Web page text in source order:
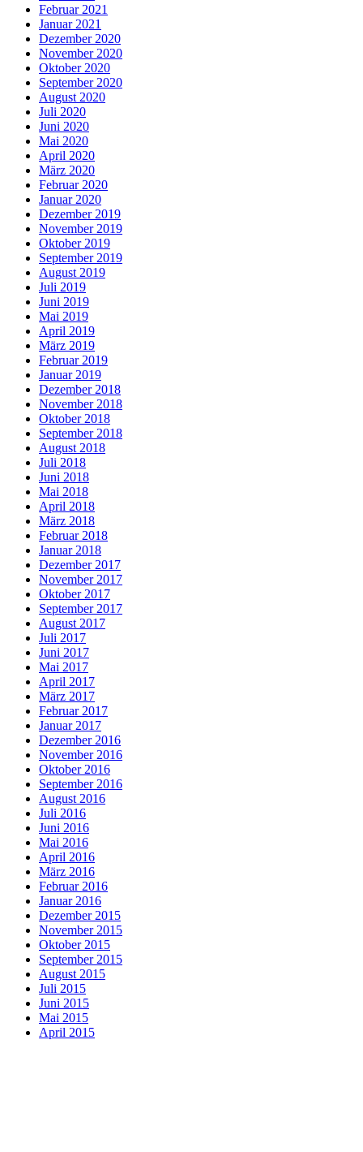
Februar 2021
Januar 2021
Dezember 2020
November 2020
Oktober 2020
September 2020
August 2020
Juli 2020
Juni 2020
Mai 2020
April 2020
März 2020
Februar 2020
Januar 2020
Dezember 2019
November 2019
Oktober 2019
September 2019
August 2019
Juli 2019
Juni 2019
Mai 2019
April 2019
März 2019
Februar 2019
Januar 2019
Dezember 2018
November 2018
Oktober 2018
September 2018
August 2018
Juli 2018
Juni 2018
Mai 2018
April 2018
März 2018
Februar 2018
Januar 2018
Dezember 2017
November 2017
Oktober 2017
September 2017
August 2017
Juli 2017
Juni 2017
Mai 2017
April 2017
März 2017
Februar 2017
Januar 2017
Dezember 2016
November 2016
Oktober 2016
September 2016
August 2016
Juli 2016
Juni 2016
Mai 2016
April 2016
März 2016
Februar 2016
Januar 2016
Dezember 2015
November 2015
Oktober 2015
September 2015
August 2015
Juli 2015
Juni 2015
Mai 2015
April 2015